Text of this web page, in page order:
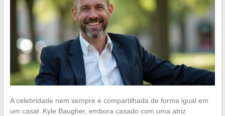
A celebridade nem sempre é compartilhada de forma igual em
um casal. Kyle Baugher, embora casado com uma atriz